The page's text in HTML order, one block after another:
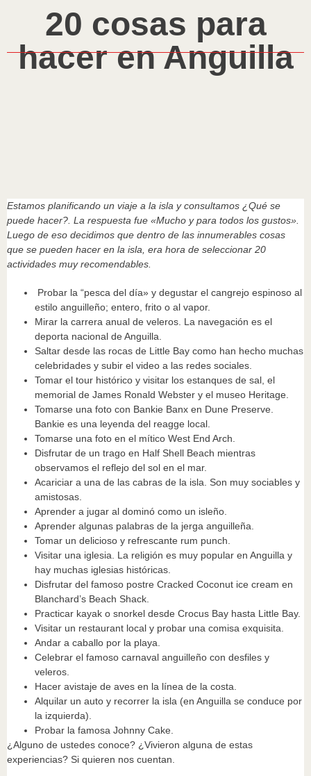
20 cosas para
hacer en Anguilla
Estamos planificando un viaje a la isla y consultamos ¿Qué se
puede hacer?. La respuesta fue «Mucho y para todos los gustos».
Luego de eso decidimos que dentro de las innumerables cosas
que se pueden hacer en la isla, era hora de seleccionar 20
actividades muy recomendables.
Probar la “pesca del día» y degustar el cangrejo espinoso al
estilo anguilleño; entero, frito o al vapor.
Mirar la carrera anual de veleros. La navegación es el
deporta nacional de Anguilla.
Saltar desde las rocas de Little Bay como han hecho muchas
celebridades y subir el video a las redes sociales.
Tomar el tour histórico y visitar los estanques de sal, el
memorial de James Ronald Webster y el museo Heritage.
Tomarse una foto con Bankie Banx en Dune Preserve.
Bankie es una leyenda del reagge local.
Tomarse una foto en el mítico West End Arch.
Disfrutar de un trago en Half Shell Beach mientras
observamos el reflejo del sol en el mar.
Acariciar a una de las cabras de la isla. Son muy sociables y
amistosas.
Aprender a jugar al dominó como un isleño.
Aprender algunas palabras de la jerga anguilleña.
Tomar un delicioso y refrescante rum punch.
Visitar una iglesia. La religión es muy popular en Anguilla y
hay muchas iglesias históricas.
Disfrutar del famoso postre Cracked Coconut ice cream en
Blanchard’s Beach Shack.
Practicar kayak o snorkel desde Crocus Bay hasta Little Bay.
Visitar un restaurant local y probar una comisa exquisita.
Andar a caballo por la playa.
Celebrar el famoso carnaval anguilleño con desfiles y
veleros.
Hacer avistaje de aves en la línea de la costa.
Alquilar un auto y recorrer la isla (en Anguilla se conduce por
la izquierda).
Probar la famosa Johnny Cake.
¿Alguno de ustedes conoce? ¿Vivieron alguna de estas
experiencias? Si quieren nos cuentan.